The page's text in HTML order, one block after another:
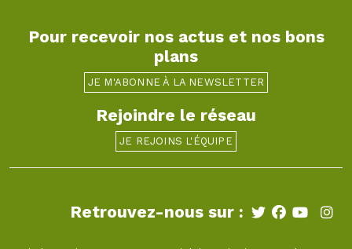
Pour recevoir nos actus et nos bons
plans
JE M'ABONNE À LA NEWSLETTER
Rejoindre le réseau
JE REJOINS L'ÉQUIPE
Retrouvez-nous sur :